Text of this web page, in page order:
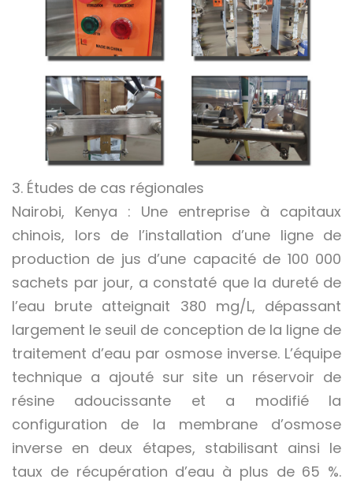
3. Études de cas régionales
Nairobi, Kenya : Une entreprise à capitaux
chinois, lors de l’installation d’une ligne de
production de jus d’une capacité de 100 000
sachets par jour, a constaté que la dureté de
l’eau brute atteignait 380 mg/L, dépassant
largement le seuil de conception de la ligne de
traitement d’eau par osmose inverse. L’équipe
technique a ajouté sur site un réservoir de
résine adoucissante et a modifié la
configuration de la membrane d’osmose
inverse en deux étapes, stabilisant ainsi le
taux de récupération d’eau à plus de 65 %.